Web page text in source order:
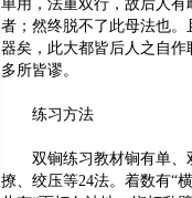
单用，法重双行，故后人
者；然终脱不了此母法也
器矣，此大都皆后人之自
多所皆谬。
练习方法
双锏练习教材锏有单、
撩、绞压等24法。着数有“